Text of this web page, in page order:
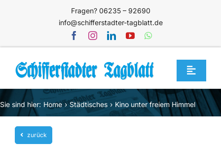
Fragen? 06235 – 92690
info@schifferstadter-tagblatt.de
Toggle
Home
Themen
Blog
Sie sind hier: Home Städtisches Kino unter freiem Himmel
zurück